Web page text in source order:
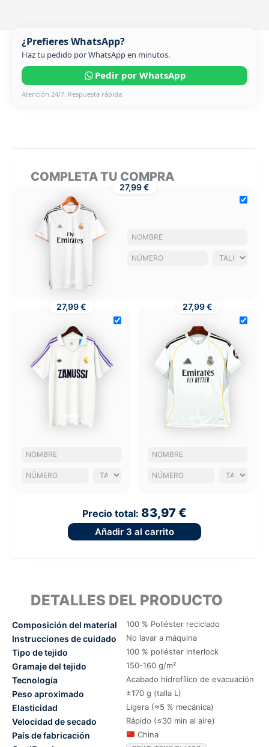
¿Prefieres WhatsApp?
Haz tu pedido por WhatsApp en minutos.
Pedir por WhatsApp
Atención 24/7. Respuesta rápida.
COMPLETA TU COMPRA
27,99 €
27,99 € 27,99 €
Precio total: 83,97 €
Añadir 3 al carrito
DETALLES DEL PRODUCTO
Composición del material 100 % Poliéster reciclado
Instrucciones de cuidado No lavar a máquina
Tipo de tejido 100 % poliéster interlock
Gramaje del tejido 150-160 g/m²
Tecnología Acabado hidrofílico de evacuación
Peso aproximado ±170 g (talla L)
Elasticidad Ligera (≈5 % mecánica)
Velocidad de secado Rápido (≤30 min al aire)
País de fabricación China